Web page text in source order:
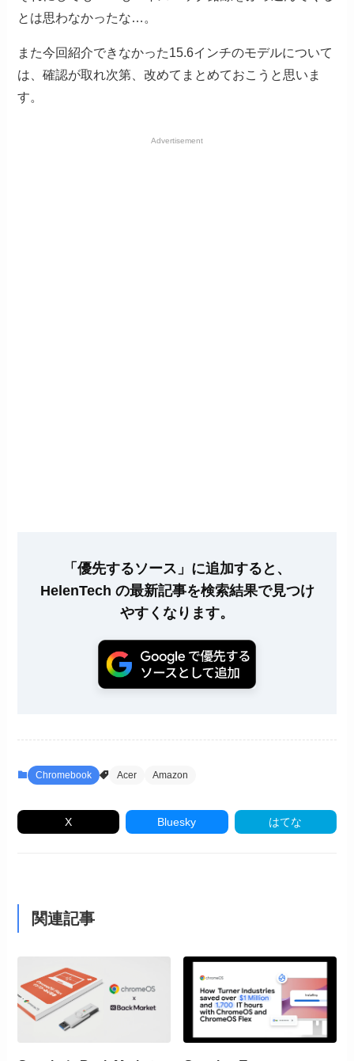
とは思わなかったな…。
また今回紹介できなかった15.6インチのモデルについて
は、確認が取れ次第、改めてまとめておこうと思いま
す。
Advertisement
「優先するソース」に追加すると、
HelenTech の最新記事を検索結果で見つけ
やすくなります。
Chromebook Acer Amazon
X Bluesky はてな
関連記事